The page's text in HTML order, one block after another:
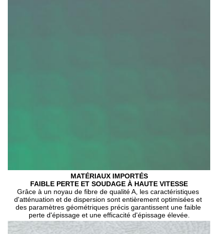
MATÉRIAUX IMPORTÉS
FAIBLE PERTE ET SOUDAGE À HAUTE VITESSE
Grâce à un noyau de fibre de qualité A, les caractéristiques
d'atténuation et de dispersion sont entièrement optimisées et
des paramètres géométriques précis garantissent une faible
perte d'épissage et une efficacité d'épissage élevée.